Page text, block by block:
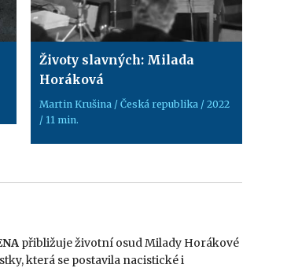
Životy slavných: Milada
Horáková
Martin Krušina / Česká republika / 2022
/ 11 min.
přibližuje životní osud Milady Horákové
která se postavila nacistické i